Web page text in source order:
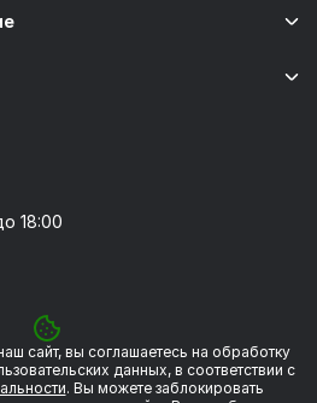
18:00
сайт, вы соглашаетесь на обработку
данных, в соответствии с
. Вы можете заблокировать